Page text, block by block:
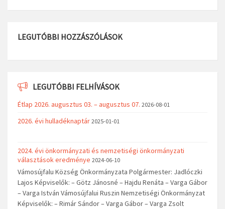
LEGUTÓBBI HOZZÁSZÓLÁSOK
LEGUTÓBBI FELHÍVÁSOK
Étlap 2026. augusztus 03. – augusztus 07. 2026-08-01
2026. évi hulladéknaptár 2025-01-01
2024. évi önkormányzati és nemzetiségi önkormányzati
választások eredménye 2024-06-10
Vámosújfalu Község Önkormányzata Polgármester: Jadlóczki
Lajos Képviselők: – Götz Jánosné – Hajdu Renáta – Varga Gábor
– Varga István Vámosújfalui Ruszin Nemzetiségi Önkormányzat
Képviselők: – Rimár Sándor – Varga Gábor – Varga Zsolt